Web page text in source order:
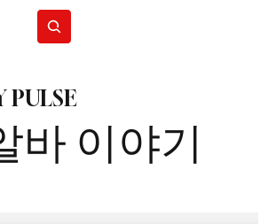
바 이야기
PULSE